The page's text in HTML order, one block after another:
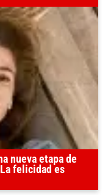
nueva etapa de
felicidad es